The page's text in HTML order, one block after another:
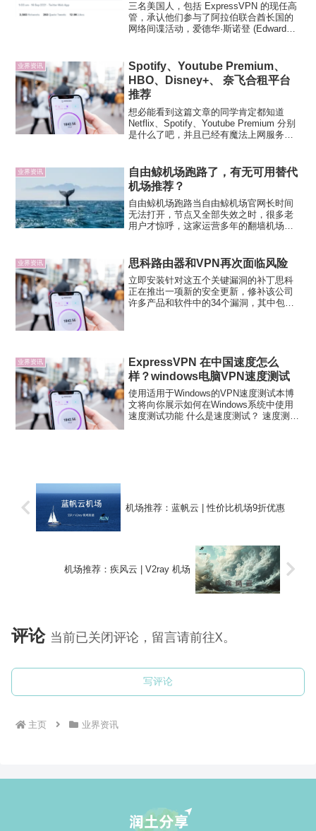
三名美国人，包括 ExpressVPN 的现任高
管，承认他们参与了阿拉伯联合酋长国的
网络间谍活动，爱德华·斯诺登 (Edward
作，以...
业界资讯
Spotify、Youtube Premium、
HBO、Disney+、 奈飞合租平台
推荐
想必能看到这篇文章的同学肯定都知道
Netflix、Spotify、Youtube Premium 分别
是什么了吧，并且已经有魔法上网服务，
影、电视节目资源，包...
业界资讯
自由鲸机场跑路了，有无可用替代
机场推荐？
自由鲸机场跑路当自由鲸机场官网长时间
无法打开，节点又全部失效之时，很多老
用户才惊呼，这家运营多年的翻墙机场跑
址：（同样无法正常访问）自由鲸机场跑
路可能是 2024 年机场...
业界资讯 思科路由器和VPN再次面临风险
立即安装针对这五个关键漏洞的补丁思科
正在推出一项新的安全更新，修补该公司
许多产品和软件中的34个漏洞，其中包括
业界资讯
ExpressVPN 在中国速度怎么
样？windows电脑VPN速度测试
使用适用于Windows的VPN速度测试本博
文将向你展示如何在Windows系统中使用
速度测试功能 什么是速度测试？ 速度测试
机场推荐：蓝帆云 | 性价比机场9折优惠
机场推荐：疾风云 | V2ray 机场
评论 当前已关闭评论，留言请前往X。
写评论
主页 业界资讯